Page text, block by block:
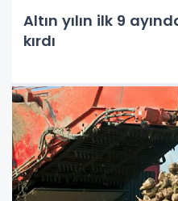
Altın yılın ilk 9
kırdı